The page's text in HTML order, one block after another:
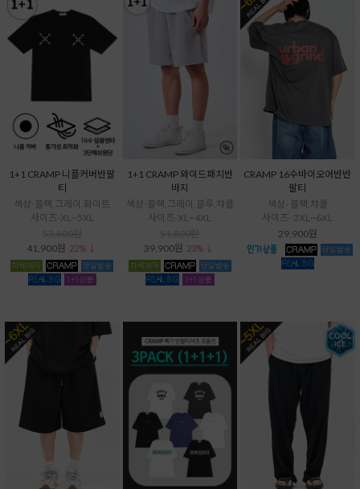
1+1 CRAMP 니플커버반팔
티
색상-블랙,그레이,화이트
사이즈-XL~5XL
41,900원 22% ↓
1+1 CRAMP 와이드패치반
바지
색상-블랙,그레이,블루,챠콜
사이즈-XL~4XL
39,900원 23% ↓
CRAMP 16수바이오어반반
팔티
색상- 블랙,챠콜
사이즈- 3XL~6XL
29,900원